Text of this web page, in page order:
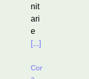
nit
ari
e
[...]
Continua